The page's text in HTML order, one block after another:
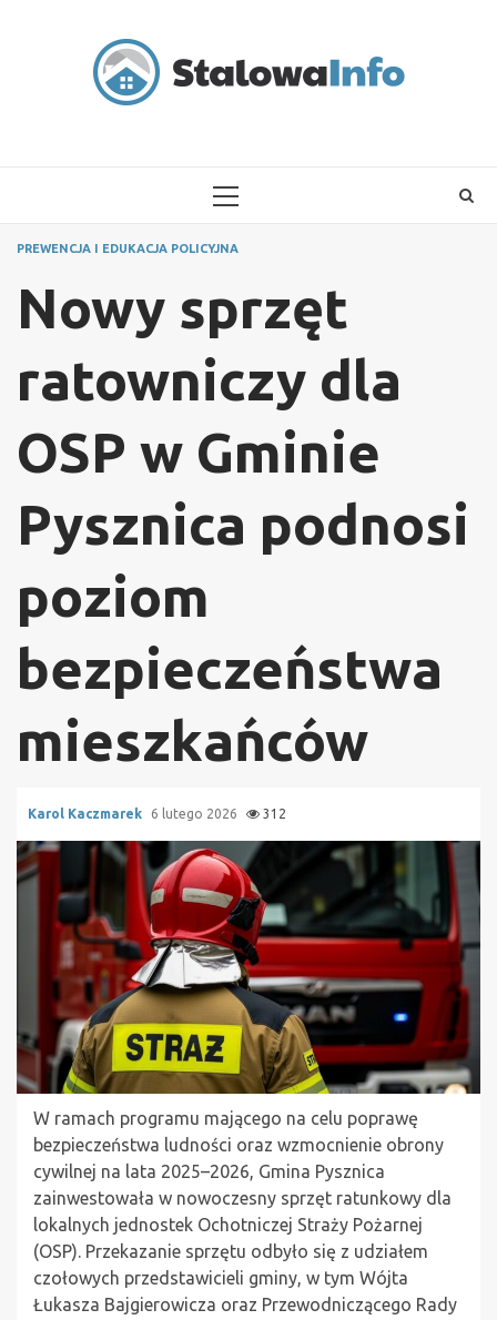
PRIMARY
PREWENCJA I EDUKACJA POLICYJNA
Nowy sprzęt
ratowniczy dla
OSP w Gminie
Pysznica podnosi
poziom
bezpieczeństwa
mieszkańców
Karol Kaczmarek 6 lutego 2026 312
W ramach programu mającego na celu poprawę
bezpieczeństwa ludności oraz wzmocnienie obrony
cywilnej na lata 2025–2026, Gmina Pysznica
zainwestowała w nowoczesny sprzęt ratunkowy dla
lokalnych jednostek Ochotniczej Straży Pożarnej
(OSP). Przekazanie sprzętu odbyło się z udziałem
czołowych przedstawicieli gminy, w tym Wójta
Łukasza Bajgierowicza oraz Przewodniczącego Rady